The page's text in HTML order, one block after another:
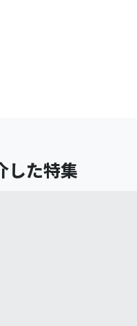
した特集